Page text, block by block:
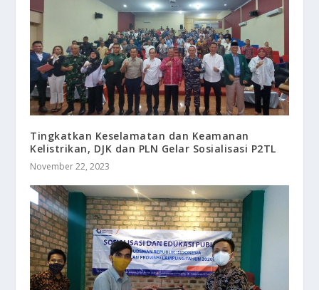
Tingkatkan Keselamatan dan Keamanan
Kelistrikan, DJK dan PLN Gelar Sosialisasi P2TL
November 22, 2023